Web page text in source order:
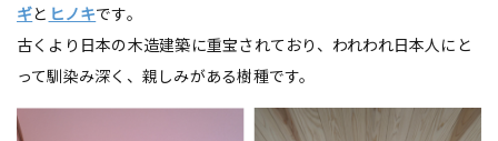
ギと ヒノキです。
古くより日本の木造建築に重宝されており、われわれ日本人にと
って馴染み深く、親しみがある樹種です。